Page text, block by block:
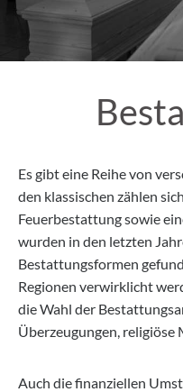
Es gibt eine Reihe von
den klassischen zählen
Feuerbestattung sowie
wurden in den letzten
Bestattungsformen
Regionen verwirklicht
die Wahl der
Überzeugungen,
Auch die finanziellen